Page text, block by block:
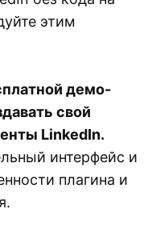
этим
демо-
свой
LinkedIn.
интерфейс и
плагина и